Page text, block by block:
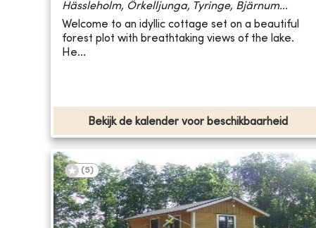
Hässleholm, Örkelljunga, Tyringe, Bjärnum...
Welcome to an idyllic cottage set on a beautiful
forest plot with breathtaking views of the lake.
He...
Bekijk de kalender voor beschikbaarheid
(5)